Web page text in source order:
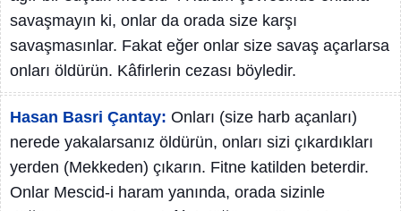
savaşmayın ki, onlar da orada size karşı
savaşmasınlar. Fakat eğer onlar size savaş açarlarsa
onları öldürün. Kâfirlerin cezası böyledir.
Hasan Basri Çantay: Onları (size harb açanları)
nerede yakalarsanız öldürün, onları sizi çıkardıkları
yerden (Mekkeden) çıkarın. Fitne katilden beterdir.
Onlar Mescid-i haram yanında, orada sizinle